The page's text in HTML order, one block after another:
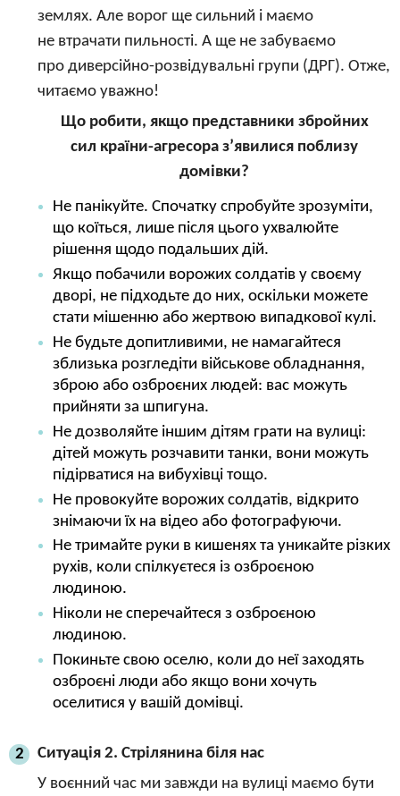
землях. Але ворог ще сильний і маємо
не втрачати пильності. А ще не забуваємо
про диверсійно-розвідувальні групи (ДРГ). Отже,
читаємо уважно!
Що робити, якщо представники збройних
сил країни-агресора з’явилися поблизу
домівки?
Не панікуйте. Спочатку спробуйте зрозуміти,
що коїться, лише після цього ухвалюйте
рішення щодо подальших дій.
Якщо побачили ворожих солдатів у своєму
дворі, не підходьте до них, оскільки можете
стати мішенню або жертвою випадкової кулі.
Не будьте допитливими, не намагайтеся
зблизька розгледіти військове обладнання,
зброю або озброєних людей: вас можуть
прийняти за шпигуна.
Не дозволяйте іншим дітям грати на вулиці:
дітей можуть розчавити танки, вони можуть
підірватися на вибухівці тощо.
Не провокуйте ворожих солдатів, відкрито
знімаючи їх на відео або фотографуючи.
Не тримайте руки в кишенях та уникайте різких
рухів, коли спілкуєтеся із озброєною
людиною.
Ніколи не сперечайтеся з озброєною
людиною.
Покиньте свою оселю, коли до неї заходять
озброєні люди або якщо вони хочуть
оселитися у вашій домівці.
2
Ситуація 2. Стрілянина біля нас
У воєнний час ми завжди на вулиці маємо бути